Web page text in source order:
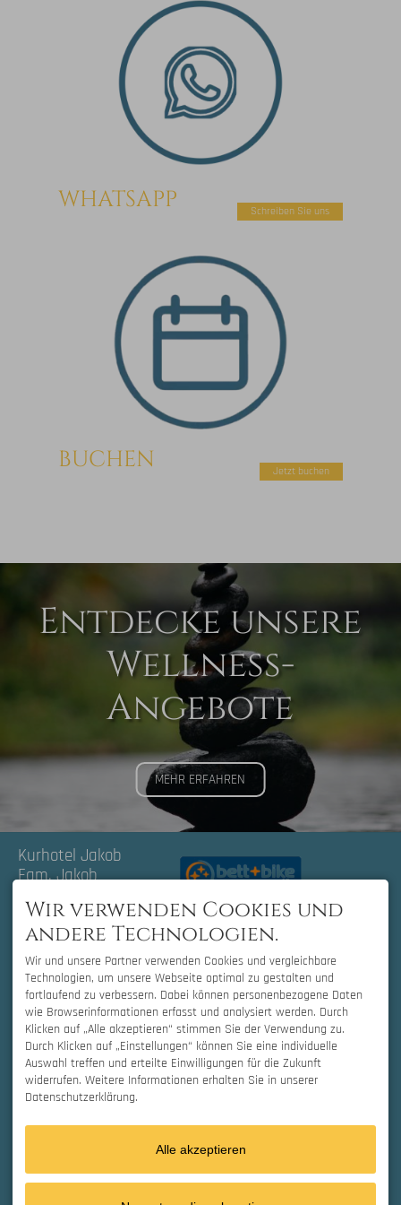
WHATSAPP Schreiben Sie uns
BUCHEN Jetzt buchen
Entdecke unsere
Wellness-
Angebote
MEHR ERFAHREN
Kurhotel Jakob
Fam. Jakob
Schwärzerweg 6
87629 Füssen |
Deutschland
Tel. +49 8362 9132-0
Fax. +49 8362 9132-70
info@kurhotel-
jakob.de
Facebook
Instagram
Wir verwenden Cookies und
andere Technologien.
Wir und unsere Partner verwenden Cookies und vergleichbare
Technologien, um unsere Webseite optimal zu gestalten und
fortlaufend zu verbessern. Dabei können personenbezogene Daten
wie Browserinformationen erfasst und analysiert werden. Durch
Klicken auf „Alle akzeptieren“ stimmen Sie der Verwendung zu.
Durch Klicken auf „Einstellungen“ können Sie eine individuelle
Auswahl treffen und erteilte Einwilligungen für die Zukunft
widerrufen. Weitere Informationen erhalten Sie in unserer
Datenschutzerklärung.
Alle akzeptieren